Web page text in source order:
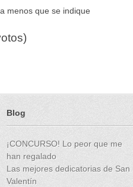
menos que se indique
Blog
¡CONCURSO! Lo peor que me
han regalado
Las mejores dedicatorias de San
Valentín